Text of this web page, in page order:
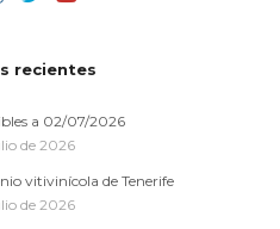
recientes
a 02/07/2026
de 2026
vitivinícola de Tenerife
de 2026